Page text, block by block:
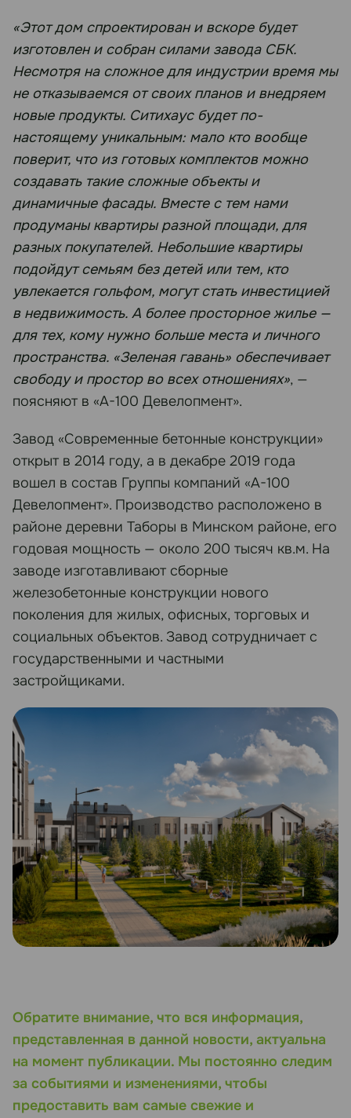
«Этот дом спроектирован и вскоре будет
изготовлен и собран силами завода СБК.
Несмотря на сложное для индустрии время мы
не отказываемся от своих планов и внедряем
новые продукты. Ситихаус будет по-
настоящему уникальным: мало кто вообще
поверит, что из готовых комплектов можно
создавать такие сложные объекты и
динамичные фасады. Вместе с тем нами
продуманы квартиры разной площади, для
разных покупателей. Небольшие квартиры
подойдут семьям без детей или тем, кто
увлекается гольфом, могут стать инвестицией
в недвижимость. А более просторное жилье —
для тех, кому нужно больше места и личного
пространства. «Зеленая гавань» обеспечивает
свободу и простор во всех отношениях», —
поясняют в «А-100 Девелопмент».
Завод «Современные бетонные конструкции»
открыт в 2014 году, а в декабре 2019 года
вошел в состав Группы компаний «А-100
Девелопмент». Производство расположено в
районе деревни Таборы в Минском районе, его
годовая мощность — около 200 тысяч кв.м. На
заводе изготавливают сборные
железобетонные конструкции нового
поколения для жилых, офисных, торговых и
социальных объектов. Завод сотрудничает с
государственными и частными
застройщиками.
Обратите внимание, что вся информация,
представленная в данной новости, актуальна
на момент публикации. Мы постоянно следим
за событиями и изменениями, чтобы
предоставить вам самые свежие и